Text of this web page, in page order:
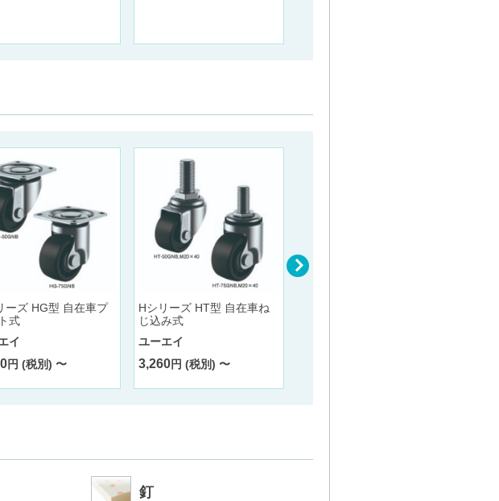
ーズ HG型 自在車プ
式
イ
円 (税別) 〜
Hシリーズ HT型 自在車ね
じ込み式
ユーエイ
3,260円 (税別) 〜
釘